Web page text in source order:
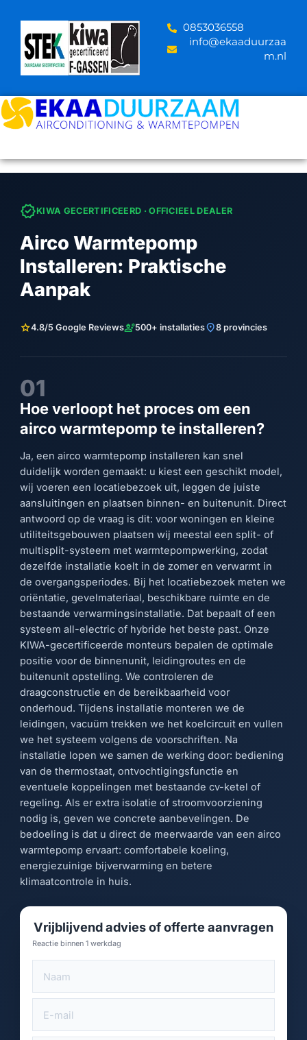
content
‪0853036558
info@ekaaduurzaa
m.nl
verifiedKIWA GECERTIFICEERD · OFFICIEEL DEALER
Airco Warmtepomp
Installeren: Praktische
Aanpak
star4.8/5 Google Reviewsengineering500+ installatieslocation_on8 provincies
01
Hoe verloopt het proces om een
airco warmtepomp te installeren?
Ja, een airco warmtepomp installeren kan snel
duidelijk worden gemaakt: u kiest een geschikt model,
wij voeren een locatiebezoek uit, leggen de juiste
aansluitingen en plaatsen binnen- en buitenunit. Direct
antwoord op de vraag is dit: voor woningen en kleine
utiliteitsgebouwen plaatsen wij meestal een split- of
multisplit-systeem met warmtepompwerking, zodat
dezelfde installatie koelt in de zomer en verwarmt in
de overgangsperiodes. Bij het locatiebezoek meten we
oriëntatie, gevelmateriaal, beschikbare ruimte en de
bestaande verwarmingsinstallatie. Dat bepaalt of een
systeem all-electric of hybride het beste past. Onze
KIWA-gecertificeerde monteurs bepalen de optimale
positie voor de binnenunit, leidingroutes en de
buitenunit opstelling. We controleren de
draagconstructie en de bereikbaarheid voor
onderhoud. Tijdens installatie monteren we de
leidingen, vacuüm trekken we het koelcircuit en vullen
we het systeem volgens de voorschriften. Na
installatie lopen we samen de werking door: bediening
van de thermostaat, ontvochtigingsfunctie en
eventuele koppelingen met bestaande cv-ketel of
regeling. Als er extra isolatie of stroomvoorziening
nodig is, geven we concrete aanbevelingen. De
bedoeling is dat u direct de meerwaarde van een airco
warmtepomp ervaart: comfortabele koeling,
energiezuinige bijverwarming en betere
klimaatcontrole in huis.
Vrijblijvend advies of offerte aanvragen
Reactie binnen 1 werkdag